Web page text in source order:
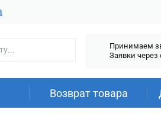
Принимаем
Заявки через
Возврат товара